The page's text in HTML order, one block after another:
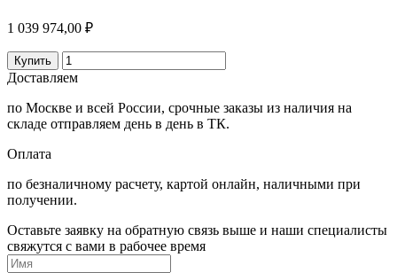
1 039 974,00 ₽
Купить
Доставляем
по Москве и всей России, срочные заказы из наличия на
складе отправляем день в день в ТК.
Оплата
по безналичному расчету, картой онлайн, наличными при
получении.
Оставьте заявку на обратную связь выше и наши специалисты
свяжутся с вами в рабочее время